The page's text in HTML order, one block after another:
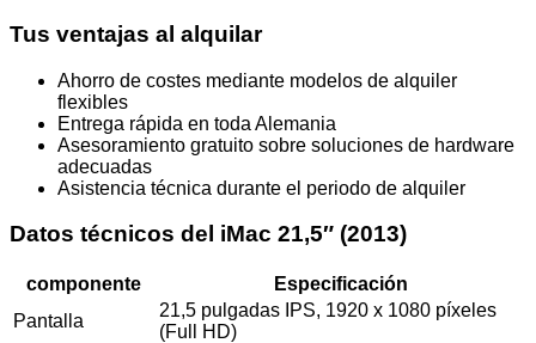
Tus ventajas al alquilar
Ahorro de costes mediante modelos de alquiler
flexibles
Entrega rápida en toda Alemania
Asesoramiento gratuito sobre soluciones de hardware
adecuadas
Asistencia técnica durante el periodo de alquiler
Datos técnicos del iMac 21,5″ (2013)
componente
Especificación
Pantalla
21,5 pulgadas IPS, 1920 x 1080 píxeles
(Full HD)